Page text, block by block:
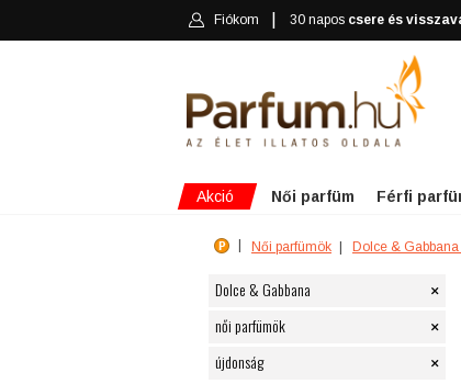
Fiókom 30 napos csere és
Akció Női parfüm Férfi
Női parfümök Dolce &
Dolce & Gabbana ×
női parfümök ×
újdonság ×